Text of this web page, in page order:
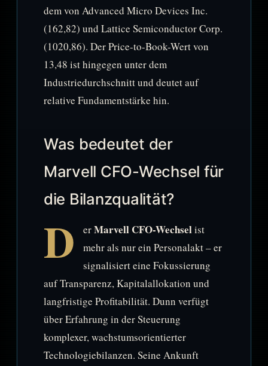
dem von Advanced Micro Devices Inc.
(162,82) und Lattice Semiconductor Corp.
(1020,86). Der Price-to-Book-Wert von
13,48 ist hingegen unter dem
Industriedurchschnitt und deutet auf
relative Fundamentstärke hin.
Was bedeutet der
Marvell CFO-Wechsel für
die Bilanzqualität?
D erMarvell CFO-Wechselist
mehr als nur ein Personalakt – er
signalisiert eine Fokussierung
auf Transparenz, Kapitalallokation und
langfristige Profitabilität. Dunn verfügt
über Erfahrung in der Steuerung
komplexer, wachstumsorientierter
Technologiebilanzen. Seine Ankunft